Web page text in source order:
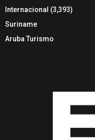
Internacional (3,393)
Suriname
Aruba Turismo